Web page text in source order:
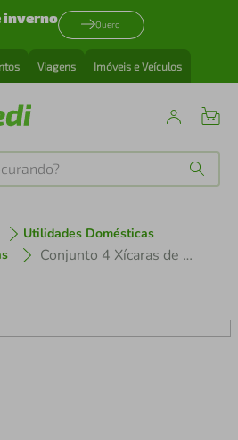
inverno Quero
Viagens Imóveis e Veículos
Utilidades Domésticas
Conjunto 4 Xícaras de Café Maev Hauskraft 110ml